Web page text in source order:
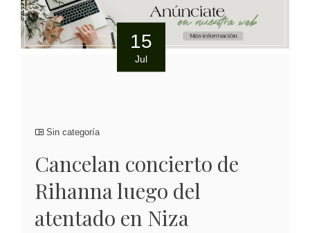
15
Jul
Sin categoría
Cancelan concierto de
Rihanna luego del
atentado en Niza